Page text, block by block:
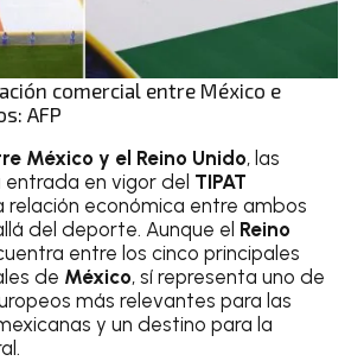
comercial entre México e
AFP
México y el Reino Unido, las
entrada en vigor del TIPAT
relación económica entre ambos
del deporte. Aunque el Reino
entre los cinco principales
de México, sí representa uno de
más relevantes para las
y un destino para la